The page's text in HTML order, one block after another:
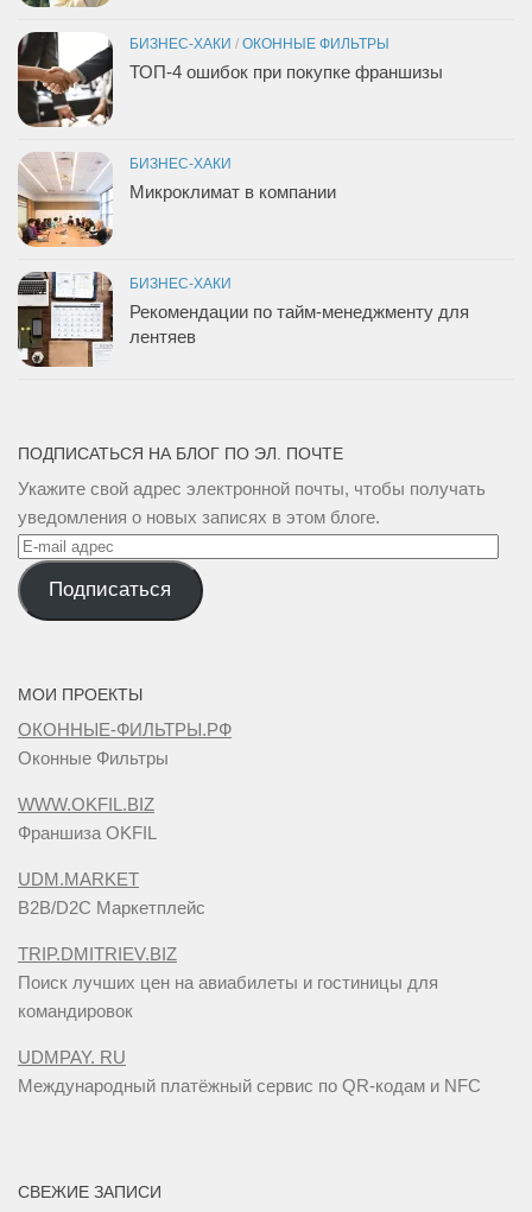
БИЗНЕС-ХАКИ / ОКОННЫЕ ФИЛЬТРЫ
ТОП-4 ошибок при покупке франшизы
БИЗНЕС-ХАКИ
Микроклимат в компании
БИЗНЕС-ХАКИ
Рекомендации по тайм-менеджменту для
лентяев
ПОДПИСАТЬСЯ НА БЛОГ ПО ЭЛ. ПОЧТЕ
Укажите свой адрес электронной почты, чтобы получать
уведомления о новых записях в этом блоге.
E-
mail
адрес
Подписаться
МОИ ПРОЕКТЫ
ОКОННЫЕ-ФИЛЬТРЫ.РФ
Оконные Фильтры
WWW.OKFIL.BIZ
Франшиза OKFIL
UDM.MARKET
B2B/D2C Маркетплейс
TRIP.DMITRIEV.BIZ
Поиск лучших цен на авиабилеты и гостиницы для
командировок
UDMPAY. RU
Международный платёжный сервис по QR-кодам и NFC
СВЕЖИЕ ЗАПИСИ